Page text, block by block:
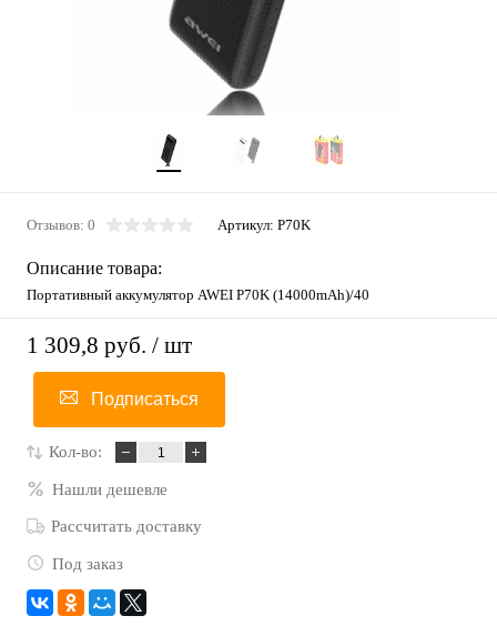
Отзывов: 0 Артикул: P70K
Описание товара:
Портативный аккумулятор AWEI P70K (14000mAh)/40
1 309,8 руб. / шт
Подписаться
Кол-во:
Нашли дешевле
Рассчитать доставку
Под заказ